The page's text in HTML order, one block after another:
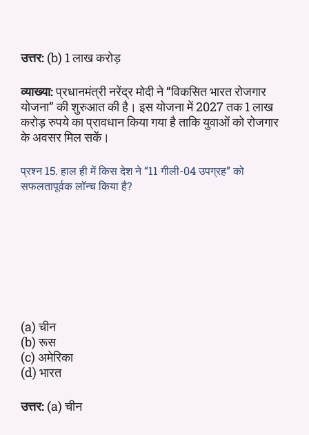
उत्तर: (b) 1 लाख करोड़
व्याख्या:प्रधानमंत्री नरेंद्र मोदी ने “विकसित भारत रोजगार
योजना” की शुरुआत की है। इस योजना में 2027 तक 1 लाख
करोड़ रुपये का प्रावधान किया गया है ताकि युवाओं को रोजगार
के अवसर मिल सकें।
प्रश्न 15. हाल ही में किस देश ने “11 गीली-04 उपग्रह” को
सफलतापूर्वक लॉन्च किया है?
(a) चीन
(b) रूस
(c) अमेरिका
(d) भारत
उत्तर: (a) चीन